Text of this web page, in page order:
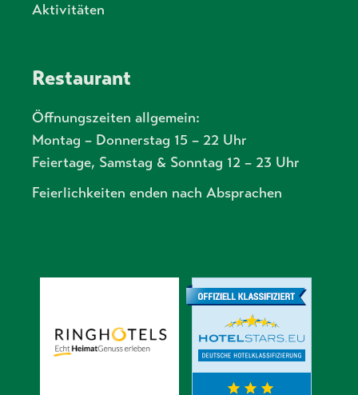
Aktivitäten
Restaurant
Öffnungszeiten allgemein:
Montag – Donnerstag 15 – 22 Uhr
Feiertage, Samstag & Sonntag 12 – 23 Uhr
Feierlichkeiten enden nach Absprachen